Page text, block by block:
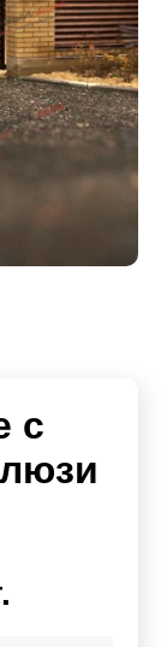
с